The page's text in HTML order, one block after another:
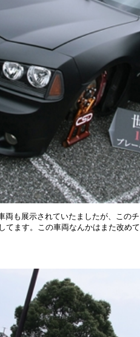
も展示されていたましたが、この
ます。この車両なんかはまた改めて